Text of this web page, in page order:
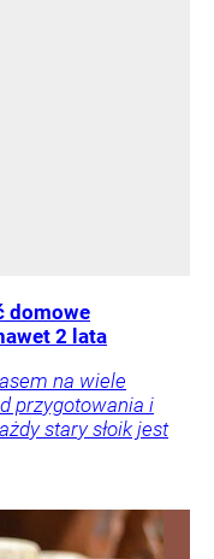
domowe
2 lata
na wiele
przygotowania i
stary słoik jest